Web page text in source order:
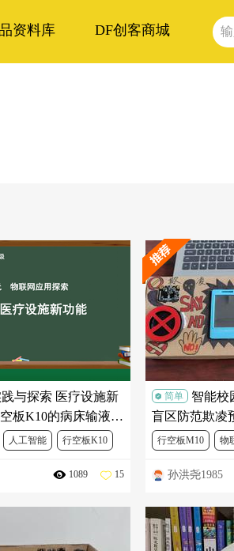
资料库 DF创客商城
与探索 医疗设施新
板K10的病床输液监
人工智能 行空板K10
DFR0992
1089 15
简单
智能校
盲区防范欺凌
行空板M10 物
DFR0706
孙洪尧1985